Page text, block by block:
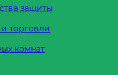
защиты
торговли
комнат